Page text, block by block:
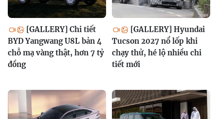
[GALLERY] Chi tiết
BYD Yangwang U8L bản 4
chỗ mạ vàng thật, hơn 7 tỷ
đồng
[GALLERY] Hyundai
Tucson 2027 nổ lốp khi
chạy thử, hé lộ nhiều chi
tiết mới